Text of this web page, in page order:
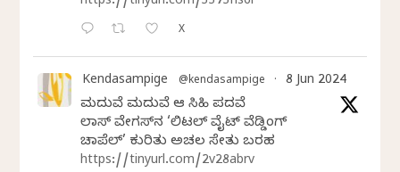
X
Kendasampige @kendasampige · 8 Jun 2024
ಮದುವೆ ಮದುವೆ ಆ ಸಿಹಿ ಪದವೆ
ಲಾಸ್‌ ವೇಗಸ್‌ನ ‘ಲಿಟಲ್ ವೈಟ್ ವೆಡ್ಡಿಂಗ್
ಚಾಪೆಲ್’ ಕುರಿತು ಅಚಲ ಸೇತು ಬರಹ
https://tinyurl.com/2v28abrv